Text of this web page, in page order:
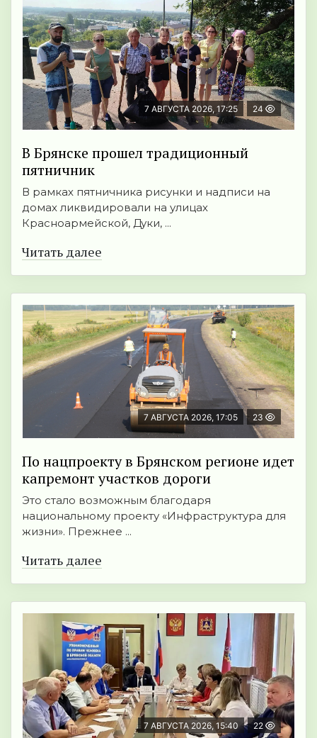
7 АВГУСТА 2026, 17:25 24
В Брянске прошел традиционный
пятничник
В рамках пятничника рисунки и надписи на
домах ликвидировали на улицах
Красноармейской, Дуки, ...
Читать далее
7 АВГУСТА 2026, 17:05 23
По нацпроекту в Брянском регионе идет
капремонт участков дороги
Это стало возможным благодаря
национальному проекту «Инфраструктура для
жизни». Прежнее ...
Читать далее
7 АВГУСТА 2026, 15:40 22